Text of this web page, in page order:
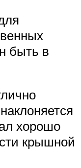
быть в
хорошо
крышной